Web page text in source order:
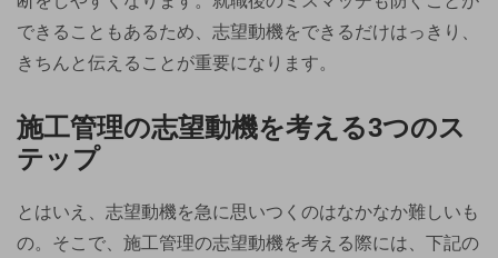
できることもあるため、志望動機をできるだけはっきり、
きちんと伝えることが重要になります。
施工管理の志望動機を考える3つのス
テップ
とはいえ、志望動機を急に思いつくのはなかなか難しいも
の。そこで、施工管理の志望動機を考える際には、下記の